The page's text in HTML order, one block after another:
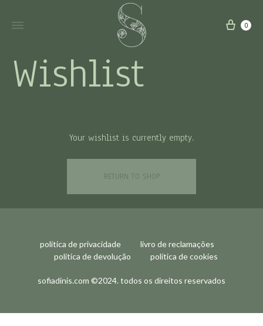
0
Wishlist
Your wishlist is currently empty.
RETURN TO SHOP
sofiadinis.com ©2024. todos os direitos reservados
política de privacidade
livro de reclamações
política de devolução
política de cookies